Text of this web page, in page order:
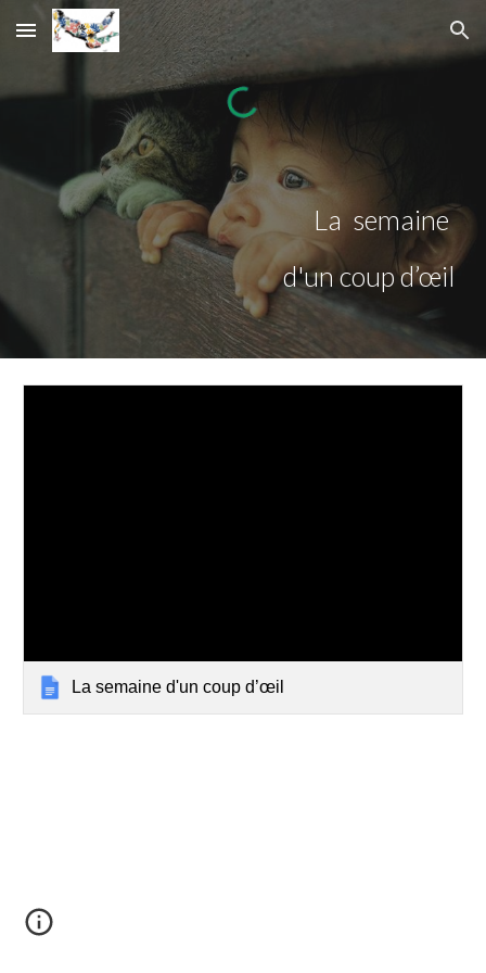
Skip to main content Skip to navigation
La semaine
d'un coup d’œil
La semaine d'un coup d’œil